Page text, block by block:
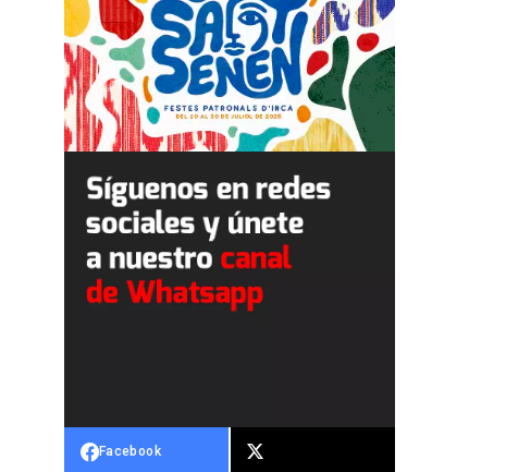
Facebook